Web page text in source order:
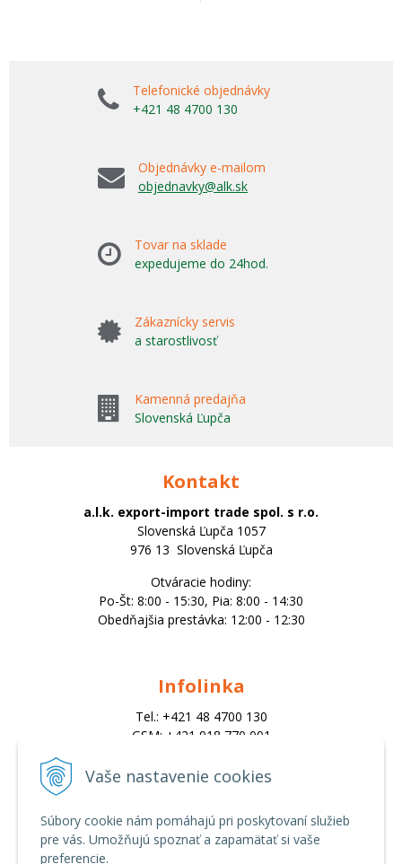
Vaše nastavenie cookies
Súbory cookie nám pomáhajú pri poskytovaní služieb
pre vás. Umožňujú spoznať a zapamätať si vaše
preferencie.
Telefonické objednávky
+421 48 4700 130
Objednávky e-mailom
objednavky@alk.sk
Tovar na sklade
expedujeme do 24hod.
Zákaznícky servis
a starostlivosť
Kamenná predajňa
Slovenská Ľupča
Kontakt
a.l.k. export-import trade spol. s r.o.
Slovenská Ľupča 1057
976 13 Slovenská Ľupča
Otváracie hodiny:
Po-Št: 8:00 - 15:30, Pia: 8:00 - 14:30
Obedňajšia prestávka: 12:00 - 12:30
Infolinka
Tel.: +421 48 4700 130
GSM: +421 918 770 001
trade@alk.sk